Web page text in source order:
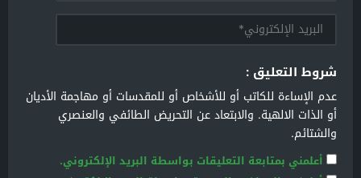
شروط التعليق :
عدم الإساءة للكاتب أو للأشخاص أو للمقدسات أو مهاجمة الأديان
أو الذات الالهية. والابتعاد عن التحريض الطائفي والعنصري
والشتائم.
أعلمني بمتابعة التعليقات بواسطة البريد الإلكتروني.